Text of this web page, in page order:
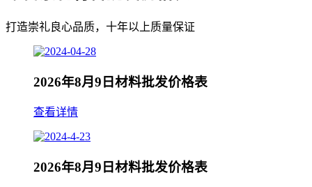
打造崇礼良心品质，十年以上质量保证
2026年8月9日材料批发价格表
查看详情
2026年8月9日材料批发价格表